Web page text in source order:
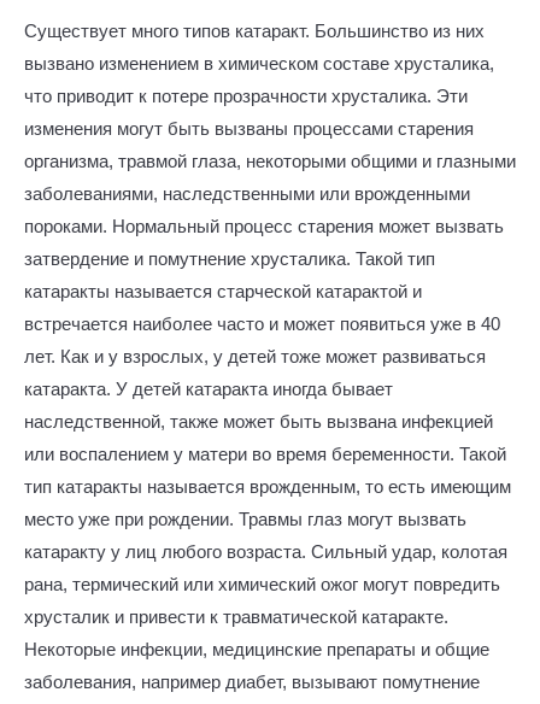
Существует много типов катаракт. Большинство из них
вызвано изменением в химическом составе хрусталика,
что приводит к потере прозрачности хрусталика. Эти
изменения могут быть вызваны процессами старения
организма, травмой глаза, некоторыми общими и глазными
заболеваниями, наследственными или врожденными
пороками. Нормальный процесс старения может вызвать
затвердение и помутнение хрусталика. Такой тип
катаракты называется старческой катарактой и
встречается наиболее часто и может появиться уже в 40
лет. Как и у взрослых, у детей тоже может развиваться
катаракта. У детей катаракта иногда бывает
наследственной, также может быть вызвана инфекцией
или воспалением у матери во время беременности. Такой
тип катаракты называется врожденным, то есть имеющим
место уже при рождении. Травмы глаз могут вызвать
катаракту у лиц любого возраста. Сильный удар, колотая
рана, термический или химический ожог могут повредить
хрусталик и привести к травматической катаракте.
Некоторые инфекции, медицинские препараты и общие
заболевания, например диабет, вызывают помутнение